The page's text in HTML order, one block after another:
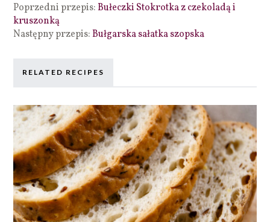
Poprzedni przepis:Bułeczki Stokrotka z czekoladą i
kruszonką
Następny przepis:Bułgarska sałatka szopska
RELATED RECIPES